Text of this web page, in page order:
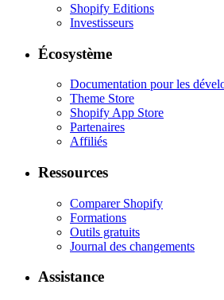
Shopify Editions
Investisseurs
Écosystème
Documentation pour les
Theme Store
Shopify App Store
Partenaires
Affiliés
Ressources
Comparer Shopify
Formations
Outils gratuits
Journal des changements
Assistance